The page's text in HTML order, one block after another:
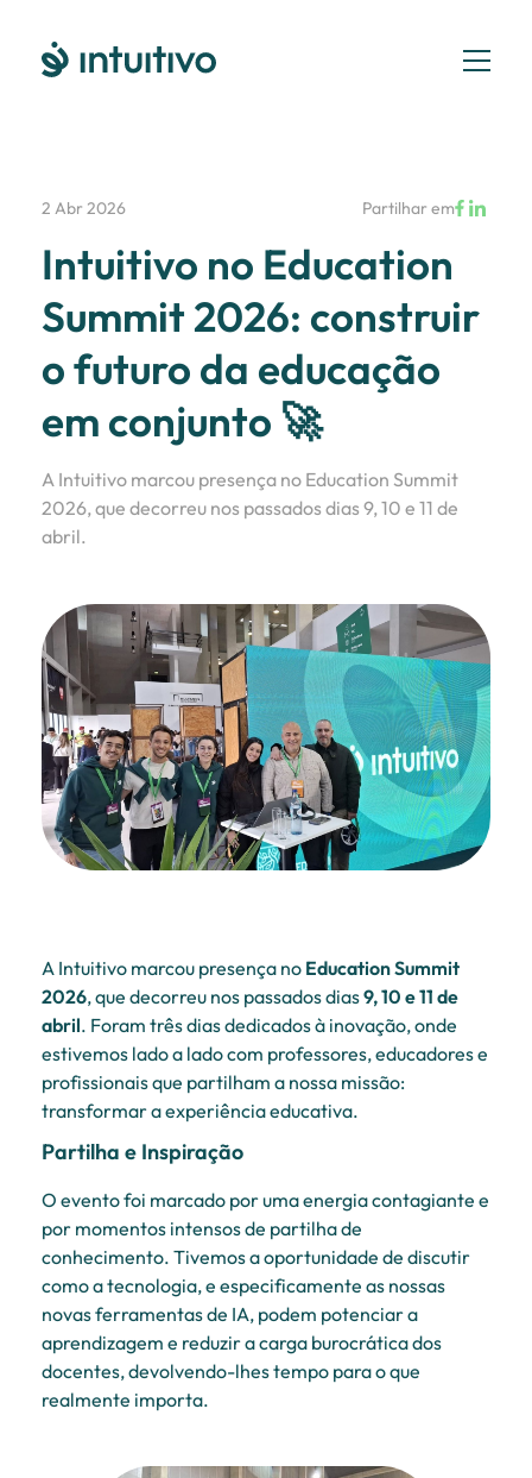
2 Abr 2026 Partilhar em
Intuitivo no Education
Summit 2026: construir
o futuro da educação
em conjunto 🚀
A Intuitivo marcou presença no Education Summit
2026, que decorreu nos passados dias 9, 10 e 11 de
abril.
A Intuitivo marcou presença no Education Summit
2026, que decorreu nos passados dias9, 10 e 11 de
abril. Foram três dias dedicados à inovação, onde
estivemos lado a lado com professores, educadores e
profissionais que partilham a nossa missão:
transformar a experiência educativa.
Partilha e Inspiração
O evento foi marcado por uma energia contagiante e
por momentos intensos de partilha de
conhecimento. Tivemos a oportunidade de discutir
como a tecnologia, e especificamente as nossas
novas ferramentas de IA, podem potenciar a
aprendizagem e reduzir a carga burocrática dos
docentes, devolvendo-lhes tempo para o que
realmente importa.